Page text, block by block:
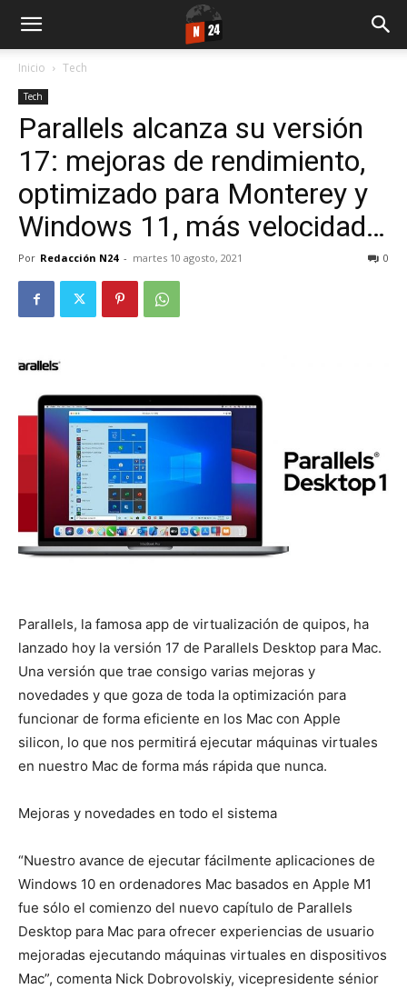
Inicio Tech
Tech
Parallels alcanza su versión
17: mejoras de rendimiento,
optimizado para Monterey y
Windows 11, más velocidad…
Por Redacción N24 - martes 10 agosto, 2021 0
Parallels, la famosa app de virtualización de quipos, ha
lanzado hoy la versión 17 de Parallels Desktop para Mac.
Una versión que trae consigo varias mejoras y
novedades y que goza de toda la optimización para
funcionar de forma eficiente en los Mac con Apple
silicon, lo que nos permitirá ejecutar máquinas virtuales
en nuestro Mac de forma más rápida que nunca.
Mejoras y novedades en todo el sistema
“Nuestro avance de ejecutar fácilmente aplicaciones de
Windows 10 en ordenadores Mac basados en Apple M1
fue sólo el comienzo del nuevo capítulo de Parallels
Desktop para Mac para ofrecer experiencias de usuario
mejoradas ejecutando máquinas virtuales en dispositivos
Mac”, comenta Nick Dobrovolskiy, vicepresidente sénior